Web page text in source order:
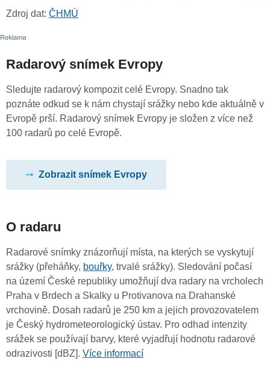
Zdroj dat: ČHMÚ
Radarový snímek Evropy
Sledujte radarový kompozit celé Evropy. Snadno tak
poznáte odkud se k nám chystají srážky nebo kde aktuálně v
Evropě prší. Radarový snímek Evropy je složen z více než
100 radarů po celé Evropě.
Zobrazit snímek Evropy
O radaru
Radarové snímky znázorňují místa, na kterých se vyskytují
srážky (přeháňky, bouřky, trvalé srážky). Sledování počasí
na území České republiky umožňují dva radary na vrcholech
Praha v Brdech a Skalky u Protivanova na Drahanské
vrchovině. Dosah radarů je 250 km a jejich provozovatelem
je Český hydrometeorologický ústav. Pro odhad intenzity
srážek se používají barvy, které vyjadřují hodnotu radarové
odrazivosti [dBZ]. Více informací